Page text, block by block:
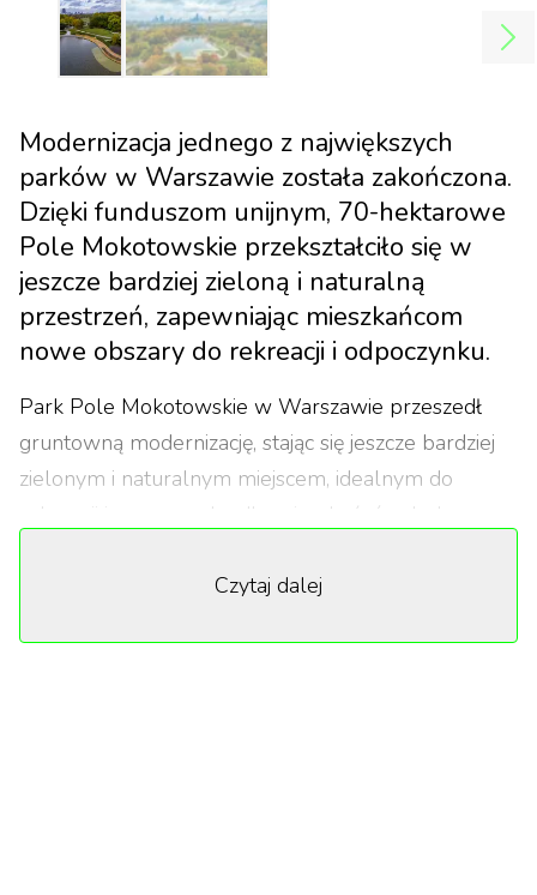
Modernizacja jednego z największych
parków w Warszawie została zakończona.
Dzięki funduszom unijnym, 70-hektarowe
Pole Mokotowskie przekształciło się w
jeszcze bardziej zieloną i naturalną
przestrzeń, zapewniając mieszkańcom
nowe obszary do rekreacji i odpoczynku.
Park Pole Mokotowskie w Warszawie przeszedł
gruntowną modernizację, stając się jeszcze bardziej
zielonym i naturalnym miejscem, idealnym do
rekreacji i wypoczynku dla mieszkańców. Jedną z
zastąpiono 16 tys. mkw. betonu nowym układem
Czytaj dalej